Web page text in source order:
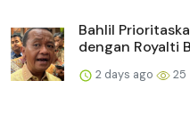
Bahlil
dengan Royalti
2 days ago 25